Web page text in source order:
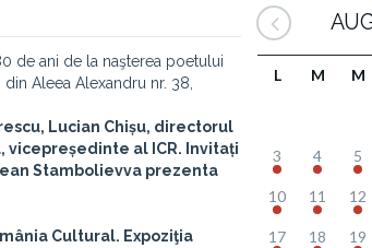
de ani de la naşterea poetului
Aleea Alexandru nr. 38,
Lucian Chișu, directorul
, vicepreședinte al ICR. Invitați
Stambolievva prezenta
Cultural. Expoziţia
L M M
3 4 5
10 11 12
17 18 19